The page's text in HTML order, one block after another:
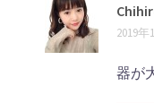
2019年
器が